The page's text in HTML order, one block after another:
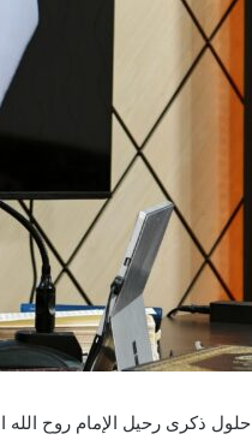
حلول ذكرى رحيل الإمام روح